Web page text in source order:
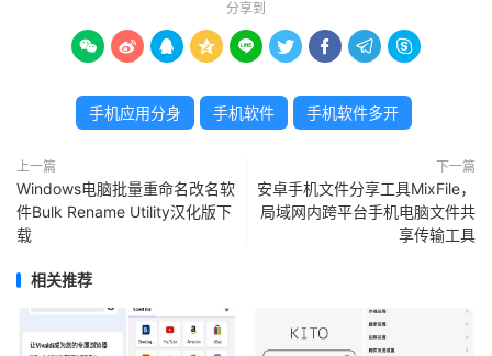
分享到
        
手机应用分身 手机软件 手机软件多开
上一篇
Windows电脑批量重命名改名软
件Bulk Rename Utility汉化版下
载
下一篇
安卓手机文件分享工具MixFile，
局域网内跨平台手机电脑文件共
享传输工具
相关推荐